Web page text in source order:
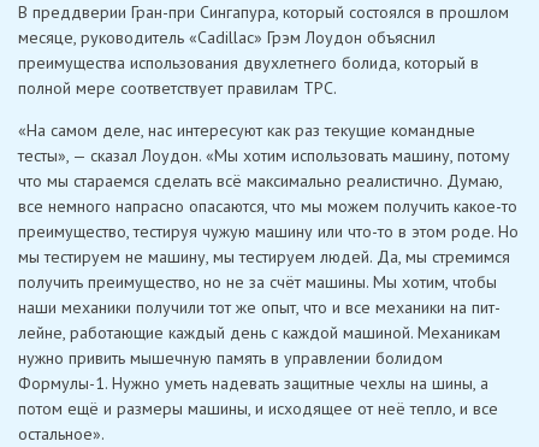
В преддверии Гран-при Сингапура, который состоялся в прошлом
месяце, руководитель «Cadillac» Грэм Лоудон объяснил
преимущества использования двухлетнего болида, который в
полной мере соответствует правилам TPC.
«На самом деле, нас интересуют как раз текущие командные
тесты», — сказал Лоудон. «Мы хотим использовать машину, потому
что мы стараемся сделать всё максимально реалистично. Думаю,
все немного напрасно опасаются, что мы можем получить какое-то
преимущество, тестируя чужую машину или что-то в этом роде. Но
мы тестируем не машину, мы тестируем людей. Да, мы стремимся
получить преимущество, но не за счёт машины. Мы хотим, чтобы
наши механики получили тот же опыт, что и все механики на пит-
лейне, работающие каждый день с каждой машиной. Механикам
нужно привить мышечную память в управлении болидом
Формулы-1. Нужно уметь надевать защитные чехлы на шины, а
потом ещё и размеры машины, и исходящее от неё тепло, и все
остальное».